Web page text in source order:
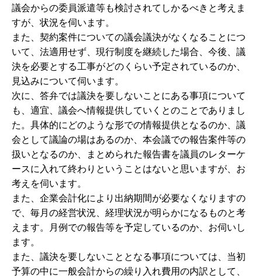
議会からの委員派遣等も検討されてしかるべきと考えま
すが、状況を伺います。
また、契約案件についての議会議決がなくなることにつ
いて、法適用せず、現行制度を継続した場合、今後、議
決を必要とする工事がどのくらい予定されているのか、
見込みについて伺います。
次に、答弁では議決を要しないことにある事項について
も、適宜、議会へ情報提供していくとのことでありまし
た。具体的にどのような形での情報提供となるのか、議
会として議論の場はあるのか、本会議での報告案件等の
扱いとなるのか、まとめられた報告書を議員のレターケ
ースに入れて終わりということはないと思いますが、お
考えを伺います。
また、企業会計化により出納期間が必要なくなりますの
で、毎月の経営状況、経理状況が明らかになるものと考
えます。月例での報告等を予定しているのか、お伺いし
ます。
また、議決を要しないこととなる事項については、当初
予算の中に一般会計からの繰り入れ費用の内訳として、